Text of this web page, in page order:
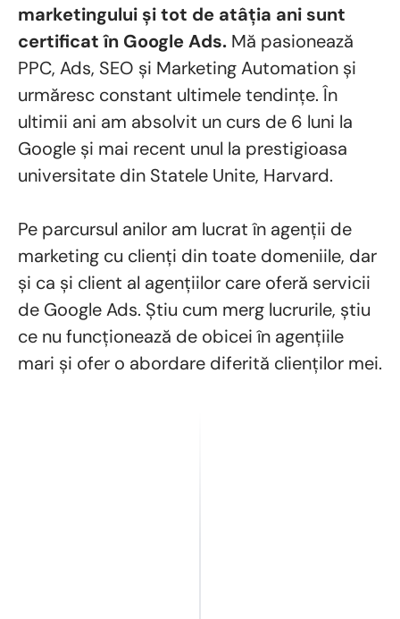
marketingului și tot de atâția ani sunt
certificat în Google Ads. Mă pasionează
PPC, Ads, SEO și Marketing Automation și
urmăresc constant ultimele tendințe. În
ultimii ani am absolvit un curs de 6 luni la
Google și mai recent unul la prestigioasa
universitate din Statele Unite, Harvard.
Pe parcursul anilor am lucrat în agenții de
marketing cu clienți din toate domeniile, dar
și ca și client al agențiilor care oferă servicii
de Google Ads. Știu cum merg lucrurile, știu
ce nu funcționează de obicei în agențiile
mari și ofer o abordare diferită clienților mei.